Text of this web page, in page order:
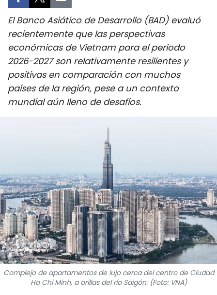
SALUD - MEDIO AMBIENTE
CULTURA - ENTRETENIMIENTO
INTERNACIONAL
DEPORTES
PUENTE DE AMISTAD
HISTORIAS MULTIMEDIA
FOTOGRAFÍA
¿QUIÉNES SOMOS?
TIẾNG VIỆT
ENGLISH
El Banco Asiático de Desarrollo (BAD) evaluó
recientemente que las perspectivas
económicas de Vietnam para el período
2026-2027 son relativamente resilientes y
positivas en comparación con muchos
países de la región, pese a un contexto
mundial aún lleno de desafíos.
Complejo de apartamentos de lujo cerca del centro de Ciudad
Ho Chi Minh, a orillas del río Saigón. (Foto: VNA)